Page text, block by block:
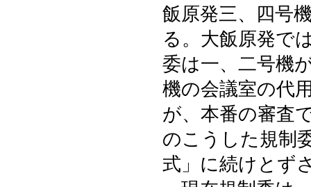
飯原発三、四号
る。大飯原発で
委は一、二号機
機の会議室の代
が、本番の審査
のこうした規制
式」に続けとず